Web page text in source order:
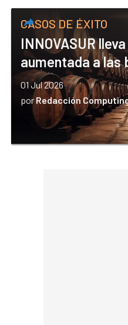
CASOS DE ÉXITO
INNOVASUR
aumentada a las
01 Jul 2026
por Redacción